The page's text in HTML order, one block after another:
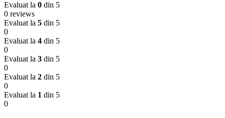
Evaluat la 0 din 5
0 reviews
Evaluat la 5 din 5
0
Evaluat la 4 din 5
0
Evaluat la 3 din 5
0
Evaluat la 2 din 5
0
Evaluat la 1 din 5
0